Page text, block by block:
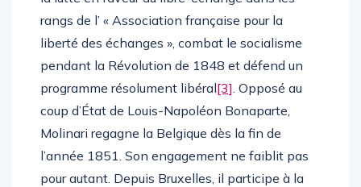
rangs de l’ « Association française pour la
liberté des échanges », combat le socialisme
pendant la Révolution de 1848 et défend un
programme résolument libéral[3] . Opposé au
coup d’État de Louis-Napoléon Bonaparte,
Molinari regagne la Belgique dès la fin de
l’année 1851. Son engagement ne faiblit pas
pour autant. Depuis Bruxelles, il participe à la